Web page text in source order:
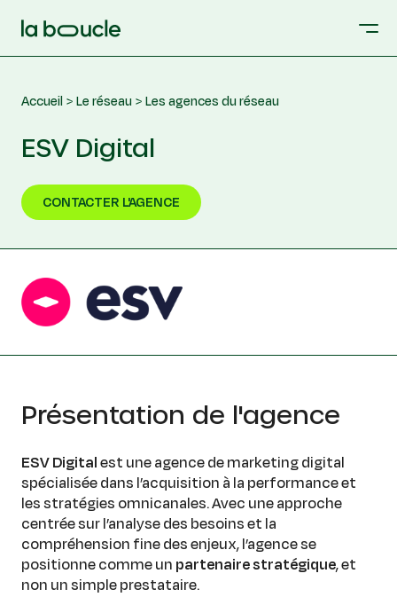
Accueil Le réseau Les agences du réseau
ESV Digital
CONTACTER L'AGENCE
Présentation de l'agence
ESV Digitalest une agence de marketing digital
spécialisée dans l’acquisition à la performance et
les stratégies omnicanales. Avec une approche
centrée sur l’analyse des besoins et la
compréhension fine des enjeux, l’agence se
positionne comme un partenaire stratégique, et
non un simple prestataire.